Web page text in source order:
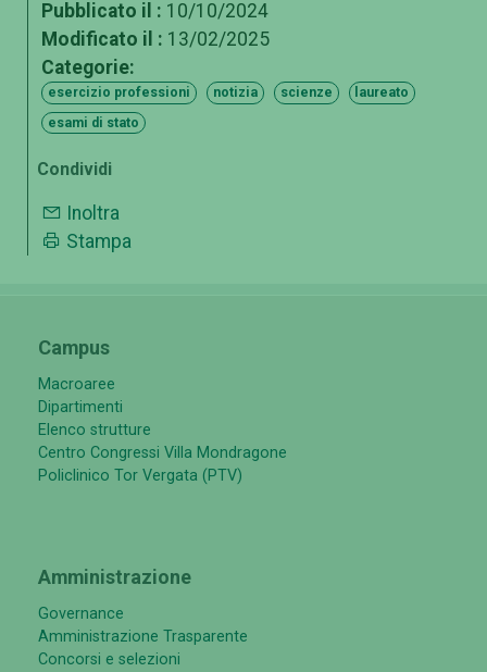
Pubblicato il : 10/10/2024
Modificato il : 13/02/2025
Categorie:
esercizio professioni notizia scienze
laureato
esami di stato
Condividi
Inoltra
Stampa
Campus
Macroaree
Dipartimenti
Elenco strutture
Centro Congressi Villa Mondragone
Policlinico Tor Vergata (PTV)
Amministrazione
Governance
Amministrazione Trasparente
Concorsi e selezioni